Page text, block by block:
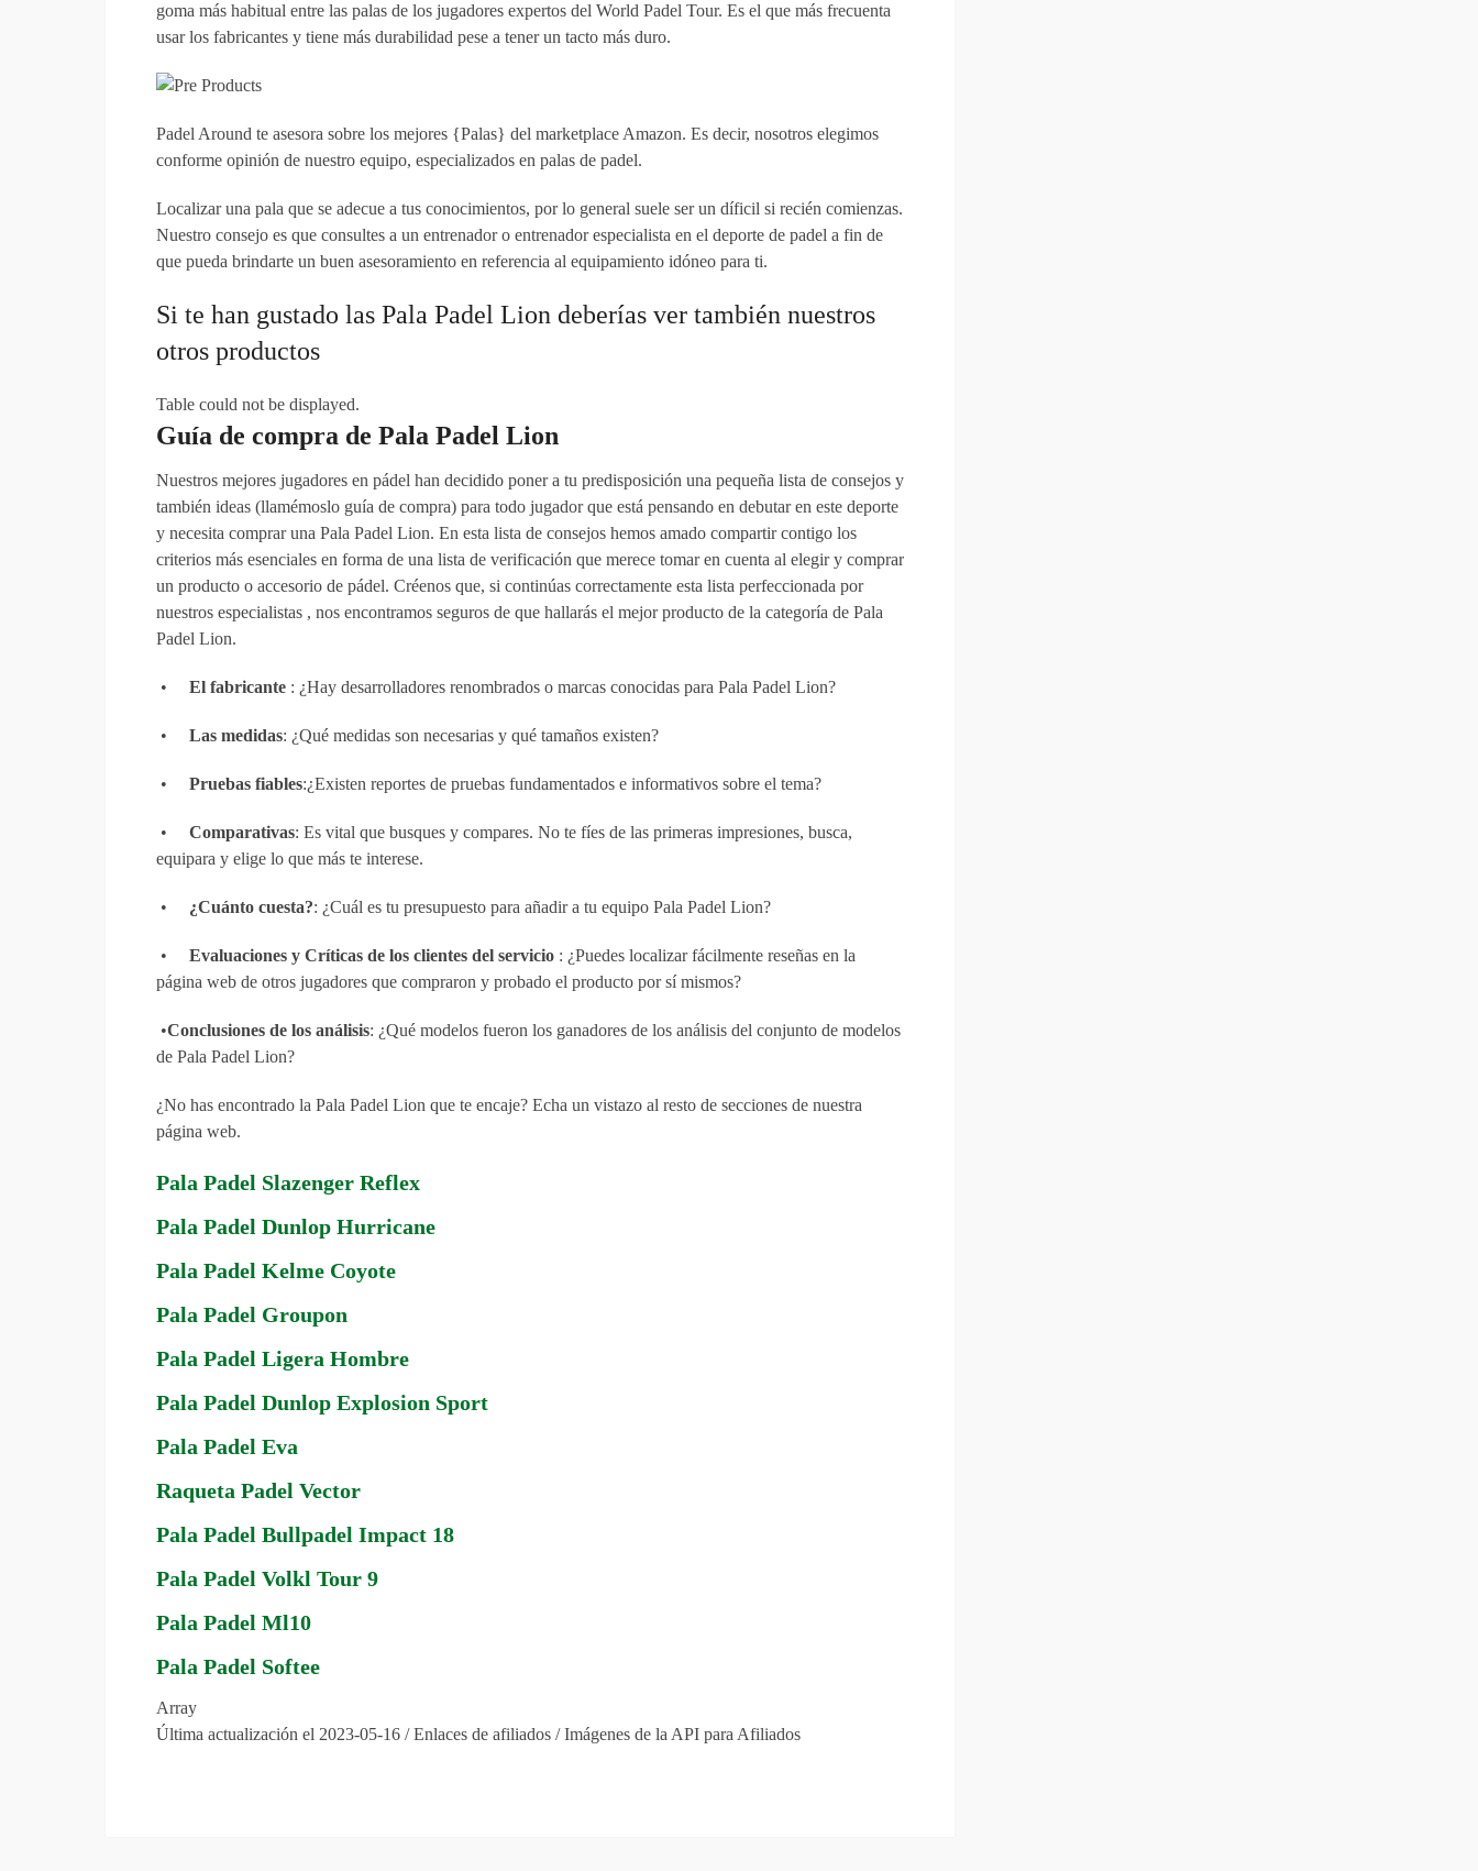
goma más habitual entre las palas de los jugadores expertos del World Padel Tour. Es el que más frecuenta
usar los fabricantes y tiene más durabilidad pese a tener un tacto más duro.
Padel Around te asesora sobre los mejores {Palas} del marketplace Amazon. Es decir, nosotros elegimos
conforme opinión de nuestro equipo, especializados en palas de padel.
Localizar una pala que se adecue a tus conocimientos, por lo general suele ser un díficil si recién comienzas.
Nuestro consejo es que consultes a un entrenador o entrenador especialista en el deporte de padel a fin de
que pueda brindarte un buen asesoramiento en referencia al equipamiento idóneo para ti.
Si te han gustado las Pala Padel Lion deberías ver también nuestros
otros productos
Table could not be displayed.
Guía de compra de Pala Padel Lion
Nuestros mejores jugadores en pádel han decidido poner a tu predisposición una pequeña lista de consejos y
también ideas (llamémoslo guía de compra) para todo jugador que está pensando en debutar en este deporte
y necesita comprar una Pala Padel Lion. En esta lista de consejos hemos amado compartir contigo los
criterios más esenciales en forma de una lista de verificación que merece tomar en cuenta al elegir y comprar
un producto o accesorio de pádel. Créenos que, si continúas correctamente esta lista perfeccionada por
nuestros especialistas , nos encontramos seguros de que hallarás el mejor producto de la categoría de Pala
Padel Lion.
• El fabricante : ¿Hay desarrolladores renombrados o marcas conocidas para Pala Padel Lion?
• Las medidas: ¿Qué medidas son necesarias y qué tamaños existen?
• Pruebas fiables:¿Existen reportes de pruebas fundamentados e informativos sobre el tema?
• Comparativas: Es vital que busques y compares. No te fíes de las primeras impresiones, busca,
equipara y elige lo que más te interese.
• ¿Cuánto cuesta?: ¿Cuál es tu presupuesto para añadir a tu equipo Pala Padel Lion?
• Evaluaciones y Críticas de los clientes del servicio : ¿Puedes localizar fácilmente reseñas en la
página web de otros jugadores que compraron y probado el producto por sí mismos?
•Conclusiones de los análisis: ¿Qué modelos fueron los ganadores de los análisis del conjunto de modelos
de Pala Padel Lion?
¿No has encontrado la Pala Padel Lion que te encaje? Echa un vistazo al resto de secciones de nuestra
página web.
Pala Padel Slazenger Reflex
Pala Padel Dunlop Hurricane
Pala Padel Kelme Coyote
Pala Padel Groupon
Pala Padel Ligera Hombre
Pala Padel Dunlop Explosion Sport
Pala Padel Eva
Raqueta Padel Vector
Pala Padel Bullpadel Impact 18
Pala Padel Volkl Tour 9
Pala Padel Ml10
Pala Padel Softee
Array
Última actualización el 2023-05-16 / Enlaces de afiliados / Imágenes de la API para Afiliados